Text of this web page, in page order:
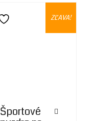
Pridať do zoznamu želaní
ZĽAVA!
Športové